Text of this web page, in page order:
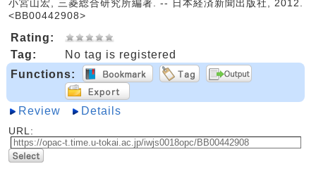
小宮山宏, 三菱総合研究所編著. -- 日本経済新聞出版社, 2012.
<BB00442908>
Rating:
Tag:
No tag is registered
Functions:
Review Details
URL: